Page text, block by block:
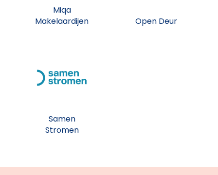
Miqa
Makelaardijen
Open Deur
Samen
Stromen